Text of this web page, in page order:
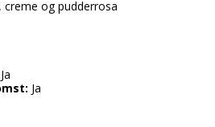
creme og pudderrosa
Ja
Ja